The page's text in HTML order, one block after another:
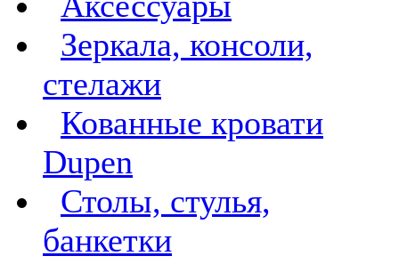
Зеркала, консоли,
стелажи
Кованные кровати
Dupen
Столы, стулья,
банкетки